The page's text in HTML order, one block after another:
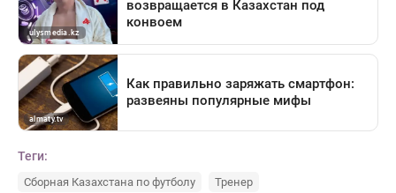
Теги:
Сборная Казахстана по футболу Тренер